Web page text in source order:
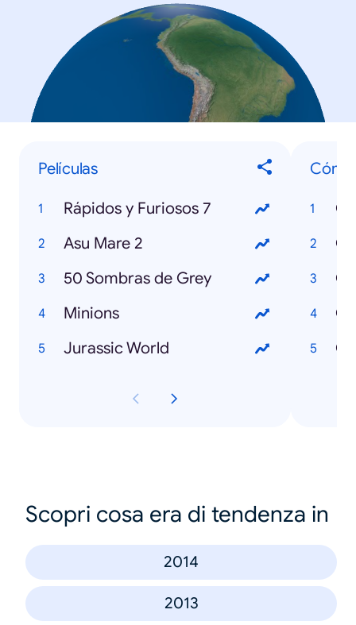
Películas
Rápidos y Furiosos 7
Asu Mare 2
50 Sombras de Grey
Minions
Jurassic World
Scopri cosa era di tendenza in
2014
2013